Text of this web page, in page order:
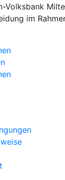
Volksbank
im